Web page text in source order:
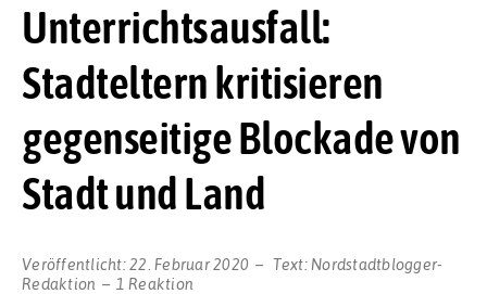
Unterrichtsausfall:
Stadteltern kritisieren
gegenseitige Blockade von
Stadt und Land
Veröffentlicht:22. Februar 2020 Text: Nordstadtblogger-
Redaktion
1 Reaktion